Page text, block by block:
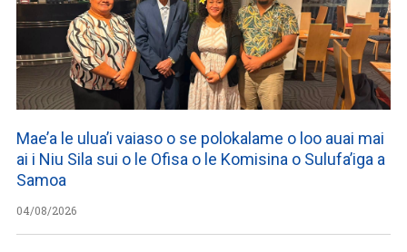
Mae’a le ulua’i vaiaso o se polokalame o loo auai mai
ai i Niu Sila sui o le Ofisa o le Komisina o Sulufa’iga a
Samoa
04/08/2026